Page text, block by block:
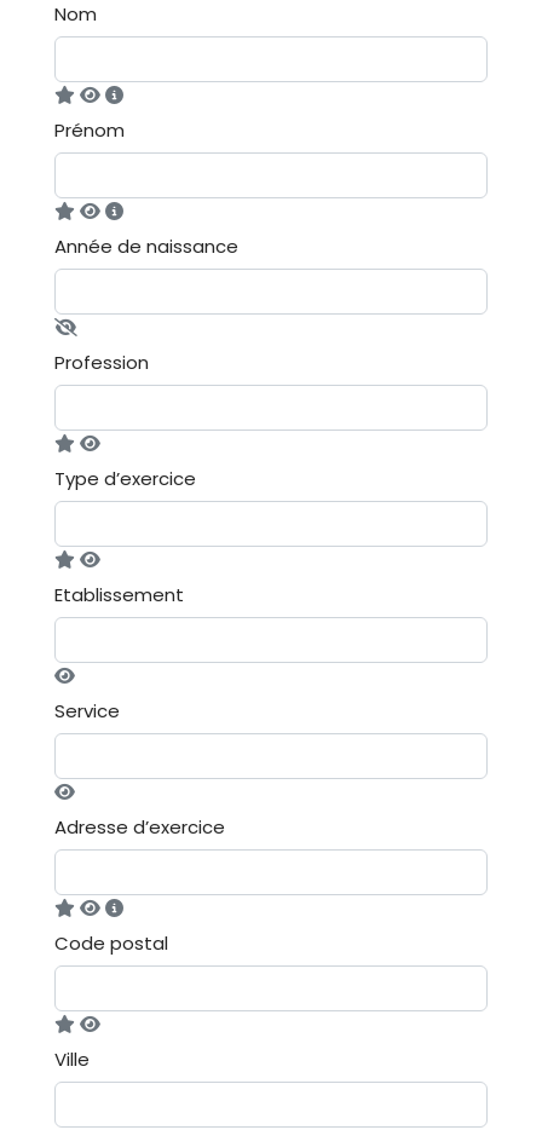
Nom
Prénom
Année de naissance
Profession
Type d’exercice
Etablissement
Service
Adresse d’exercice
Code postal
Ville